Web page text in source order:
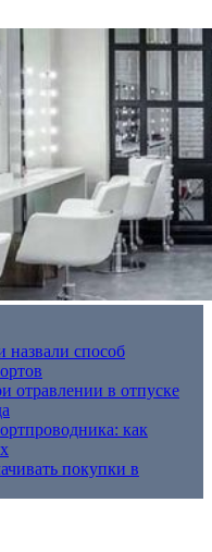
назвали способ
в отпуске
как
покупки в